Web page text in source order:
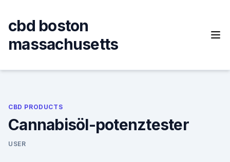
content
cbd boston
massachusetts
CBD PRODUCTS
Cannabisöl-potenztester
USER